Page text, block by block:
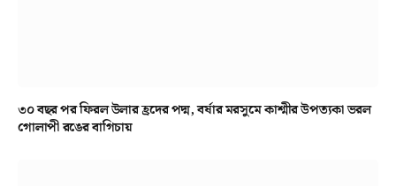
৩০ বছর পর ফিরল উলার হ্রদের পদ্ম, বর্ষার মরসুমে কাশ্মীর উপত্যকা ভরল
গোলাপী রঙের বাগিচায়